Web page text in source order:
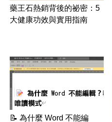
藥王石熱銷背後的祕密：5
大健康功效與實用指南
📝 為什麼 Word 不能編